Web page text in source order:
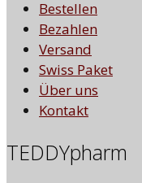
Bestellen
Bezahlen
Versand
Swiss Paket
Über uns
Kontakt
TEDDYpharm